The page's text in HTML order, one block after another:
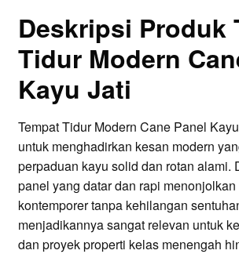
Deskripsi Produk
Tidur Modern
Kayu Jati
Tempat Tidur Modern Cane Panel
untuk menghadirkan kesan modern
perpaduan kayu solid dan rotan alami.
panel yang datar dan rapi menonjolkan
kontemporer tanpa kehilangan
menjadikannya sangat relevan untuk
dan proyek properti kelas menengah